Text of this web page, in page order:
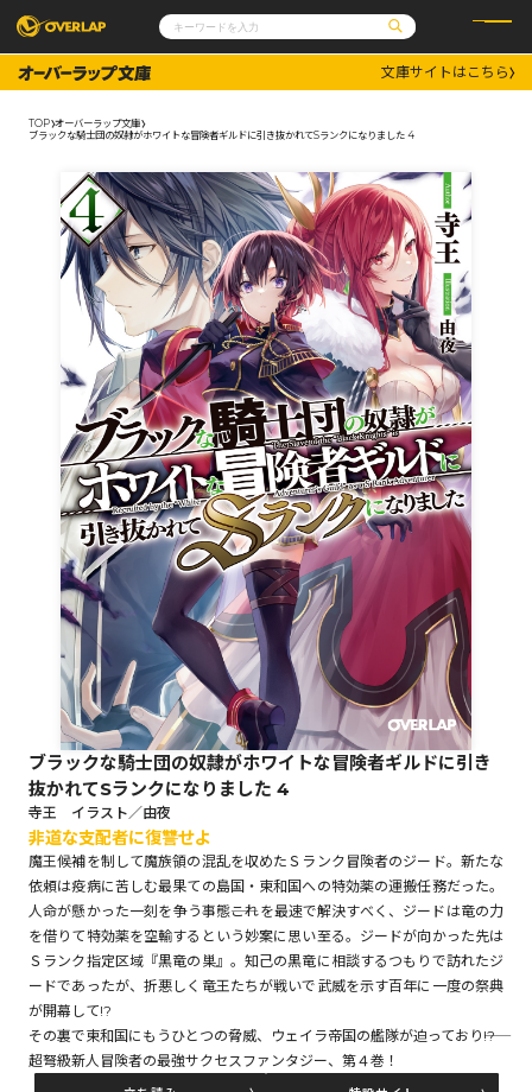
コミックガルド
コミッククリエ
LiQulle
ノベルス
ノベルスf
コミックエッセイ
ポケットモンスター
アニメ
ゲーム
OVERLAP STORE
オーバーラップ広報室
企業
会社概要
採用情報
アクセス
オーバーラップホールディングス
お問い合わせはこちら
オーバーラップ文庫
オーバーラップノベルス
オーバーラップノベルスf
ロサージュノベルス
コミックガルド
コミッククリエ
リキューレ
コミックパルフェ
文庫サイトはこちら
TOP オーバーラップ文庫
ブラックな騎士団の奴隷がホワイトな冒険者ギルドに引き抜かれてSランクになりました 4
ブラックな騎士団の奴隷がホワイトな冒険者ギルドに引き
抜かれてSランクになりました 4
寺王 イラスト／由夜
非道な支配者に復讐せよ
魔王候補を制して魔族領の混乱を収めたＳランク冒険者のジード。新たな
依頼は疫病に苦しむ最果ての島国・東和国への特効薬の運搬任務だった。
人命が懸かった一刻を争う事態――これを最速で解決すべく、ジードは竜の力
を借りて特効薬を空輸するという妙案に思い至る。ジードが向かった先は
Ｓランク指定区域『黒竜の巣』。知己の黒竜に相談するつもりで訪れたジ
ードであったが、折悪しく竜王たちが戦いで武威を示す百年に一度の祭典
が開幕して!?
その裏で東和国にもうひとつの脅威、ウェイラ帝国の艦隊が迫っており――!?
超弩級新人冒険者の最強サクセスファンタジー、第４巻！